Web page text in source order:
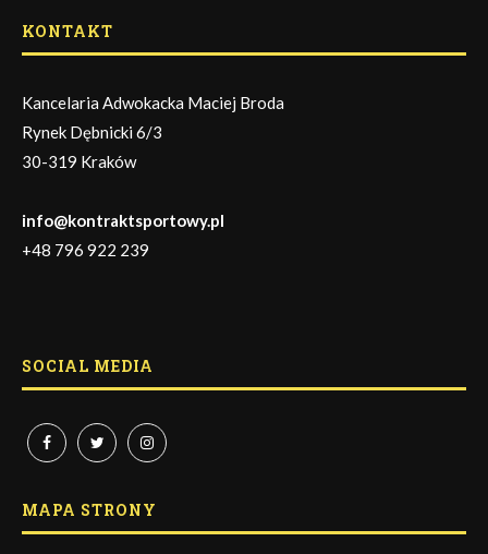
KONTAKT
Kancelaria Adwokacka Maciej Broda
Rynek Dębnicki 6/3
30-319 Kraków
info@kontraktsportowy.pl
+48 796 922 239
SOCIAL MEDIA
MAPA STRONY